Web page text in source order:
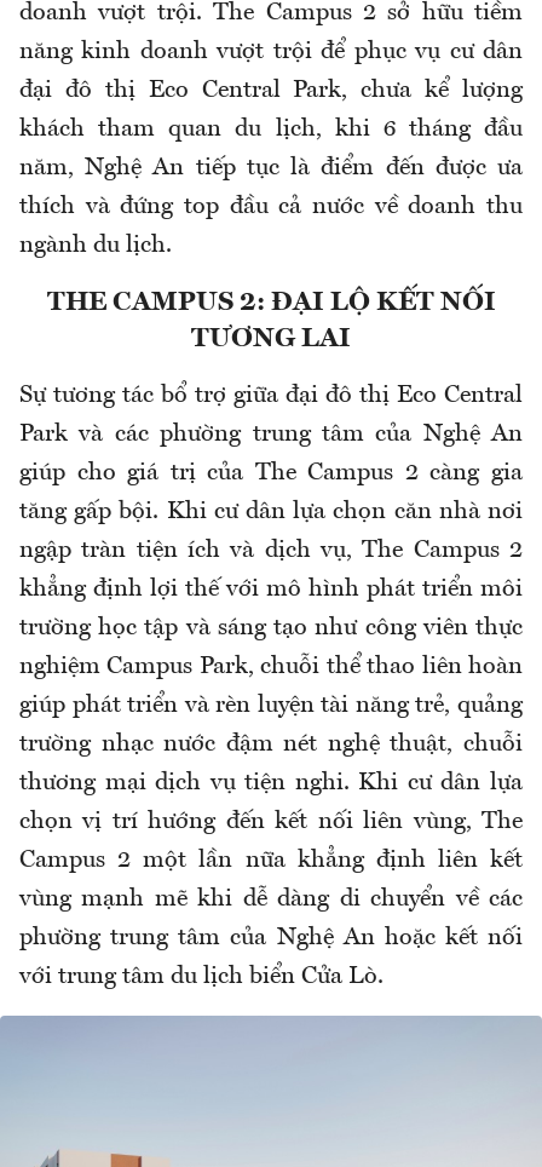
doanh vượt trội. The Campus 2 sở hữu tiềm
năng kinh doanh vượt trội để phục vụ cư dân
đại đô thị Eco Central Park, chưa kể lượng
khách tham quan du lịch, khi 6 tháng đầu
năm, Nghệ An tiếp tục là điểm đến được ưa
thích và đứng top đầu cả nước về doanh thu
ngành du lịch.
THE CAMPUS 2: ĐẠI LỘ KẾT NỐI
TƯƠNG LAI
Sự tương tác bổ trợ giữa đại đô thị Eco Central
Park và các phường trung tâm của Nghệ An
giúp cho giá trị của The Campus 2 càng gia
tăng gấp bội. Khi cư dân lựa chọn căn nhà nơi
ngập tràn tiện ích và dịch vụ, The Campus 2
khẳng định lợi thế với mô hình phát triển môi
trường học tập và sáng tạo như công viên thực
nghiệm Campus Park, chuỗi thể thao liên hoàn
giúp phát triển và rèn luyện tài năng trẻ, quảng
trường nhạc nước đậm nét nghệ thuật, chuỗi
thương mại dịch vụ tiện nghi. Khi cư dân lựa
chọn vị trí hướng đến kết nối liên vùng, The
Campus 2 một lần nữa khẳng định liên kết
vùng mạnh mẽ khi dễ dàng di chuyển về các
phường trung tâm của Nghệ An hoặc kết nối
với trung tâm du lịch biển Cửa Lò.